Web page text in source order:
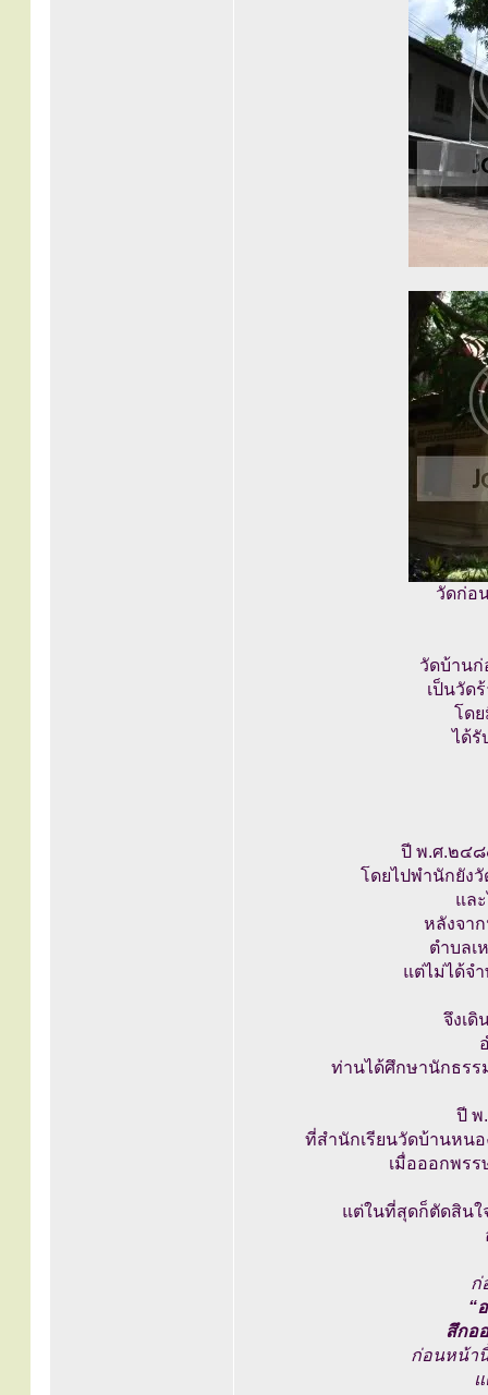
วัดก่อ
วัดบ้านก่
เป็นวัด
โด
ได้รั
ปี พ.ศ.๒๔๘
โดยไปพำนักยัง
แล
หลังจา
ตำบลเ
แต่ไม่ได้จ
จึงเดิ
ท่านได้ศึกษานักธร
ปี พ
ที่สำนักเรียนวัดบ้านหน
เมื่อออกพร
แต่ในที่สุดก็ตัดสินใ
ก่
“
สึกอ
ก่อนหน้า